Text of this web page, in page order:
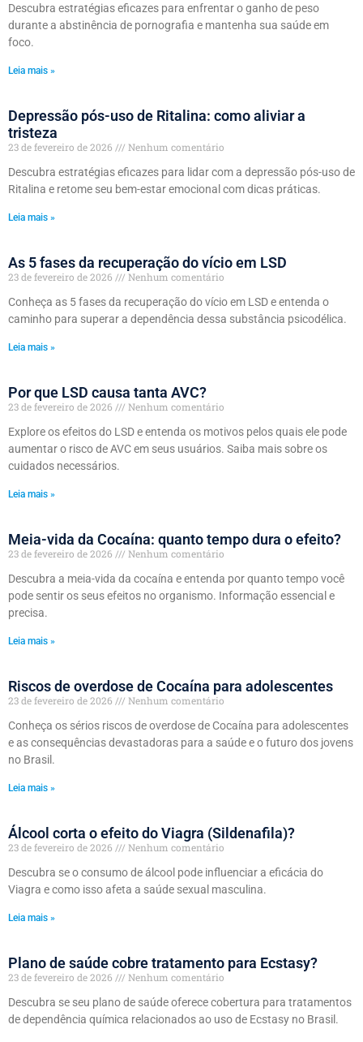
Descubra estratégias eficazes para enfrentar o ganho de peso
durante a abstinência de pornografia e mantenha sua saúde em
foco.
Leia mais »
Depressão pós-uso de Ritalina: como aliviar a
tristeza
23 de fevereiro de 2026
Nenhum comentário
Descubra estratégias eficazes para lidar com a depressão pós-uso de
Ritalina e retome seu bem-estar emocional com dicas práticas.
Leia mais »
As 5 fases da recuperação do vício em LSD
23 de fevereiro de 2026
Nenhum comentário
Conheça as 5 fases da recuperação do vício em LSD e entenda o
caminho para superar a dependência dessa substância psicodélica.
Leia mais »
Por que LSD causa tanta AVC?
23 de fevereiro de 2026
Nenhum comentário
Explore os efeitos do LSD e entenda os motivos pelos quais ele pode
aumentar o risco de AVC em seus usuários. Saiba mais sobre os
cuidados necessários.
Leia mais »
Meia-vida da Cocaína: quanto tempo dura o efeito?
23 de fevereiro de 2026
Nenhum comentário
Descubra a meia-vida da cocaína e entenda por quanto tempo você
pode sentir os seus efeitos no organismo. Informação essencial e
precisa.
Leia mais »
Riscos de overdose de Cocaína para adolescentes
23 de fevereiro de 2026
Nenhum comentário
Conheça os sérios riscos de overdose de Cocaína para adolescentes
e as consequências devastadoras para a saúde e o futuro dos jovens
no Brasil.
Leia mais »
Álcool corta o efeito do Viagra (Sildenafila)?
23 de fevereiro de 2026
Nenhum comentário
Descubra se o consumo de álcool pode influenciar a eficácia do
Viagra e como isso afeta a saúde sexual masculina.
Leia mais »
Plano de saúde cobre tratamento para Ecstasy?
23 de fevereiro de 2026
Nenhum comentário
Descubra se seu plano de saúde oferece cobertura para tratamentos
de dependência química relacionados ao uso de Ecstasy no Brasil.